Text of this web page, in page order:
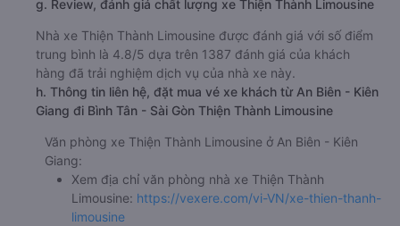
g. Review, đánh giá chất lượng xe Thiện Thành Limousine
Nhà xe Thiện Thành Limousine được đánh giá với số điểm
trung bình là 4.8/5 dựa trên 1387 đánh giá của khách
hàng đã trải nghiệm dịch vụ của nhà xe này.
h. Thông tin liên hệ, đặt mua vé xe khách từ An Biên - Kiên
Giang đi Bình Tân - Sài Gòn Thiện Thành Limousine
Văn phòng xe Thiện Thành Limousine ở An Biên - Kiên
Giang:
Xem địa chỉ văn phòng nhà xe Thiện Thành
Limousine: https://vexere.com/vi-VN/xe-thien-thanh-
limousine